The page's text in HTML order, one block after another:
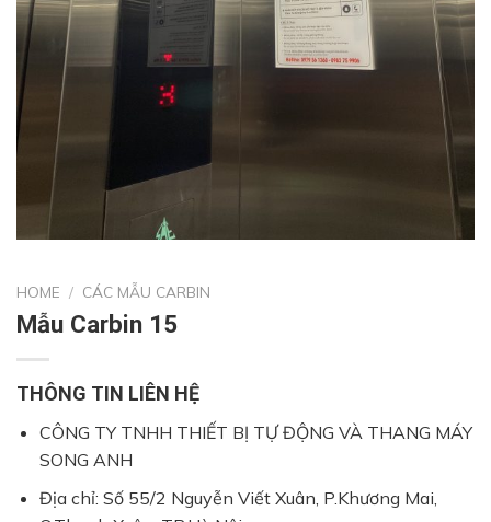
HOME / CÁC MẪU CARBIN
Mẫu Carbin 15
THÔNG TIN LIÊN HỆ
CÔNG TY TNHH THIẾT BỊ TỰ ĐỘNG VÀ THANG MÁY
SONG ANH
Địa chỉ: Số 55/2 Nguyễn Viết Xuân, P.Khương Mai,